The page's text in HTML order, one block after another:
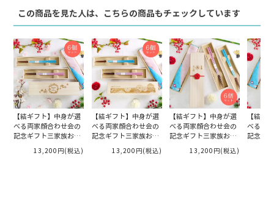
この商品を見た人は、こちらの商品もチェックしています
【結ギフト】中身が選
べる両家顔合わせ会の
記念ギフト三家族お揃
い「名入れ桐箱／桜」
6個入り
13,200円(税込)
【結ギフト】中身が選
べる両家顔合わせ会の
記念ギフト三家族お揃
い「名入れ桐箱／ジュ
リア」6個入り
13,200円(税込)
【結ギフト】中身が選
べる両家顔合わせ会の
記念ギフト三家族お揃
い「名入れ桐箱／寿」
6個入り
13,200円(税込)
【結ギ
べる両
記念ギ